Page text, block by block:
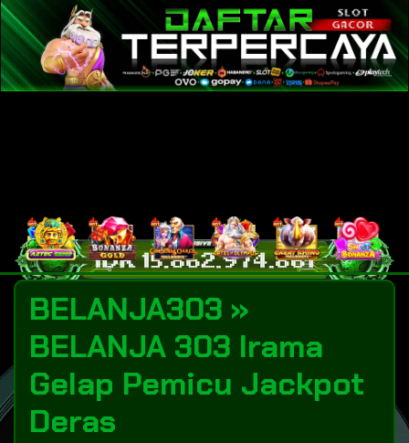
BELANJA303 »
BELANJA 303 Irama
Gelap Pemicu Jackpot
Deras